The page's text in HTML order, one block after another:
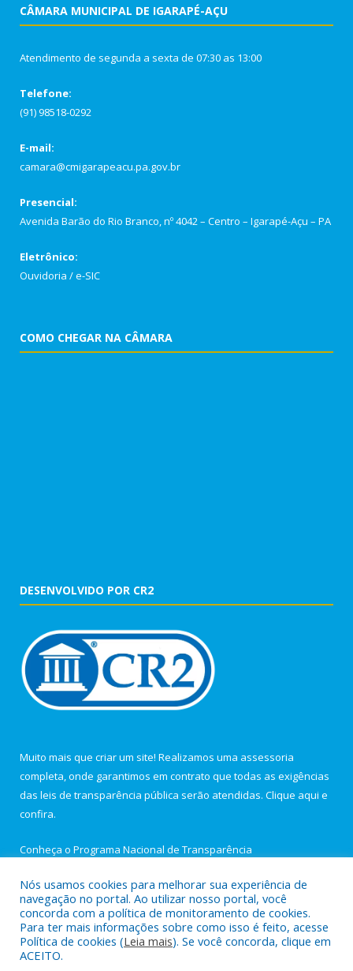
CÂMARA MUNICIPAL DE IGARAPÉ-AÇU
Atendimento de segunda a sexta de 07:30 as 13:00
Telefone:
(91) 98518-0292
E-mail:
camara@cmigarapeacu.pa.gov.br
Presencial:
Avenida Barão do Rio Branco, nº 4042 – Centro – Igarapé-Açu – PA
Eletrônico:
Ouvidoria /e-SIC
COMO CHEGAR NA CÂMARA
DESENVOLVIDO POR CR2
Muito mais que criar um site! Realizamos uma assessoria
completa, onde garantimos em contrato que todas as exigências
das leis de transparência pública serão atendidas. Clique aqui e
confira.
Conheça o Programa Nacional de Transparência
Todos os direitos reservados a Câmara Municipal de Igarapé-
Açu.
Nós usamos cookies para melhorar sua experiência de
navegação no portal. Ao utilizar nosso portal, você
concorda com a política de monitoramento de cookies.
Para ter mais informações sobre como isso é feito, acesse
Política de cookies (Leia mais). Se você concorda, clique em
ACEITO.